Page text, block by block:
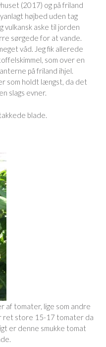
(2017) og på friland
højbed uden tag
vulkansk aske til jorden
sørgede for at vande.
våd. Jeg fik allerede
som over en
på friland ihjel.
som holdt længst, da det
slags evner.
blade.
af tomater, lige som andre
ret store 15-17 tomater da
er denne smukke tomat